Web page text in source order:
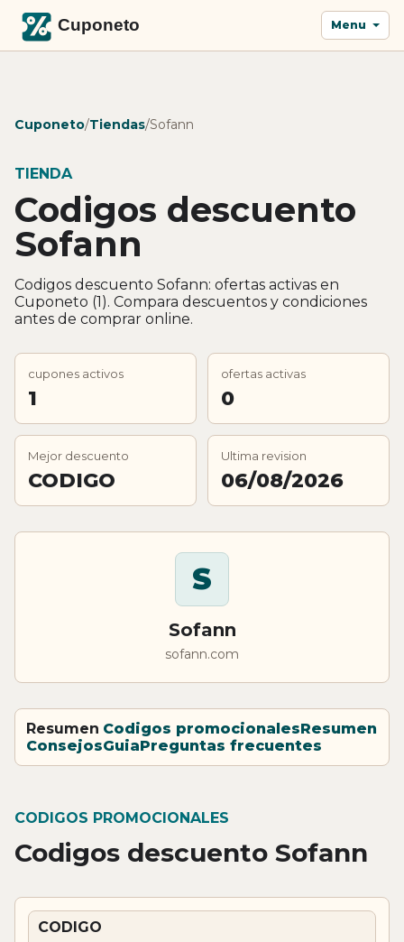
Menu
Cuponeto/Tiendas/Sofann
TIENDA
Codigos descuento
Sofann
Codigos descuento Sofann: ofertas activas en
Cuponeto (1). Compara descuentos y condiciones
antes de comprar online.
cupones activos
1
ofertas activas
0
Mejor descuento
CODIGO
Ultima revision
06/08/2026
S
Sofann
sofann.com
Resumen Codigos promocionalesResumen
ConsejosGuiaPreguntas frecuentes
CODIGOS PROMOCIONALES
Codigos descuento Sofann
CODIGO